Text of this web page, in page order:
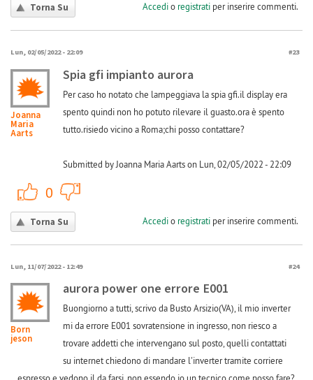
Torna Su Accedio registratiper inserire commenti.
Lun, 02/05/2022 - 22:09 #23
Joanna
Maria
Aarts
Spia gfi impianto aurora
Per caso ho notato che lampeggiava la spia gfi.il display era
spento quindi non ho potuto rilevare il guasto.ora è spento
tutto.risiedo vicino a Roma;chi posso contattare?
Submitted by Joanna Maria Aarts on Lun, 02/05/2022 - 22:09
0
Torna Su Accedio registratiper inserire commenti.
Lun, 11/07/2022 - 12:49 #24
Born
jeson
aurora power one errore E001
Buongiorno a tutti, scrivo da Busto Arsizio(VA), il mio inverter
mi da errore E001 sovratensione in ingresso, non riesco a
trovare addetti che intervengano sul posto, quelli contattati
su internet chiedono di mandare l'inverter tramite corriere